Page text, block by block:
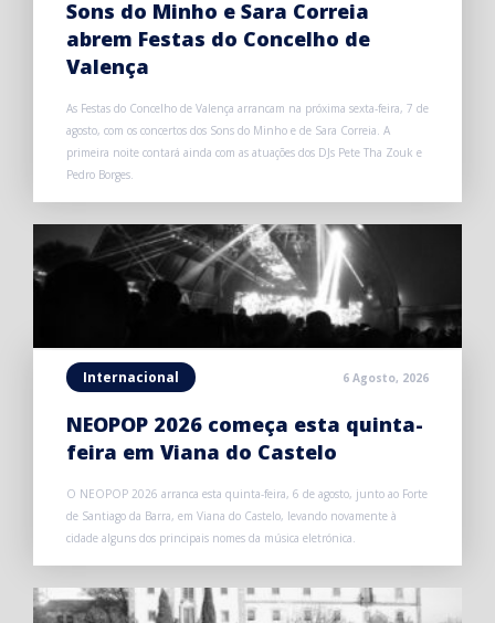
Sons do Minho e Sara Correia
abrem Festas do Concelho de
Valença
As Festas do Concelho de Valença arrancam na próxima sexta-feira, 7 de
agosto, com os concertos dos Sons do Minho e de Sara Correia. A
primeira noite contará ainda com as atuações dos DJs Pete Tha Zouk e
Pedro Borges.
Internacional 6 Agosto, 2026
NEOPOP 2026 começa esta quinta-
feira em Viana do Castelo
O NEOPOP 2026 arranca esta quinta-feira, 6 de agosto, junto ao Forte
de Santiago da Barra, em Viana do Castelo, levando novamente à
cidade alguns dos principais nomes da música eletrónica.